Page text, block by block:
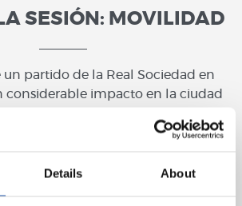
Details About
SESIÓN: MOVILIDAD
un partido de la Real Sociedad en
considerable impacto en la ciudad
guipuzcoanos.